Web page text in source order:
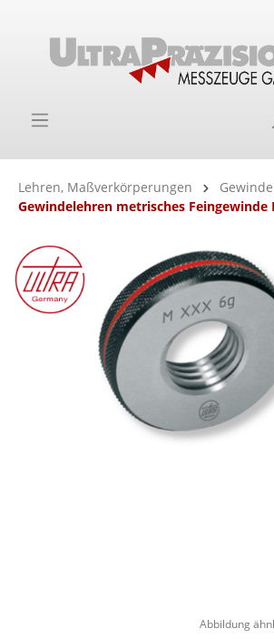
Lehren, Maßverkörperungen
Gewindelehren metrisches Feingewinde
Bildergalerie überspringen
Abbildung